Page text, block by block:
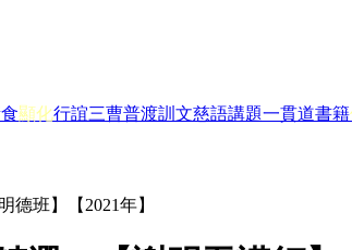
顯化行誼三曹普渡訓文慈語講題一貫道書籍
德班】【2021年】